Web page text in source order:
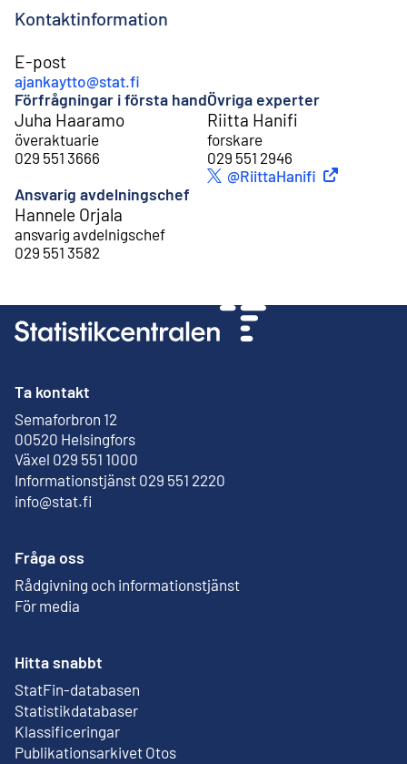
Kontaktinformation
E-post
ajankaytto@stat.fi
Förfrågningar i första hand
Juha Haaramo
överaktuarie
029 551 3666
Övriga experter
Riitta Hanifi
forskare
029 551 2946
Extern länkTwitter
@RiittaHanifi
Ansvarig avdelningschef
Hannele Orjala
ansvarig avdelnigschef
029 551 3582
Ta kontakt
Semaforbron 12
00520 Helsingfors
Extern länk
Växel 029 551 1000
Informationstjänst 029 551 2220
info@stat.fi
Fråga oss
Rådgivning och informationstjänst
För media
Hitta snabbt
StatFin-databasen
Extern länk
Statistikdatabaser
Klassificeringar
Publikationsarkivet Otos